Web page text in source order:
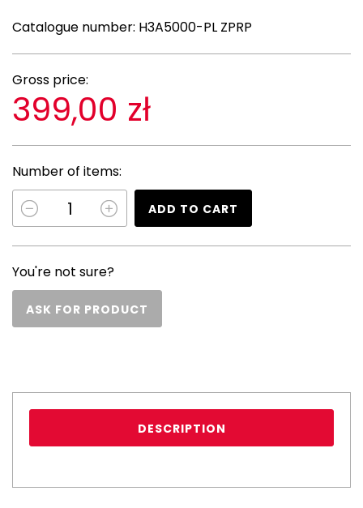
Catalogue number: H3A5000-PL ZPRP
Gross price:
399,00 zł
Number of items:
ADD TO CART
You're not sure?
ASK FOR PRODUCT
DESCRIPTION